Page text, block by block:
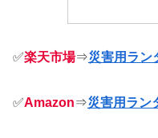
✅楽天市場⇒災害用ラン
✅Amazon⇒災害用ラン